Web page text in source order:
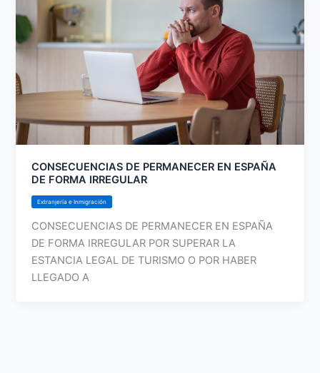
CONSECUENCIAS DE PERMANECER EN ESPAÑA
DE FORMA IRREGULAR
Extranjería e Inmigración
CONSECUENCIAS DE PERMANECER EN ESPAÑA
DE FORMA IRREGULAR POR SUPERAR LA
ESTANCIA LEGAL DE TURISMO O POR HABER
LLEGADO A